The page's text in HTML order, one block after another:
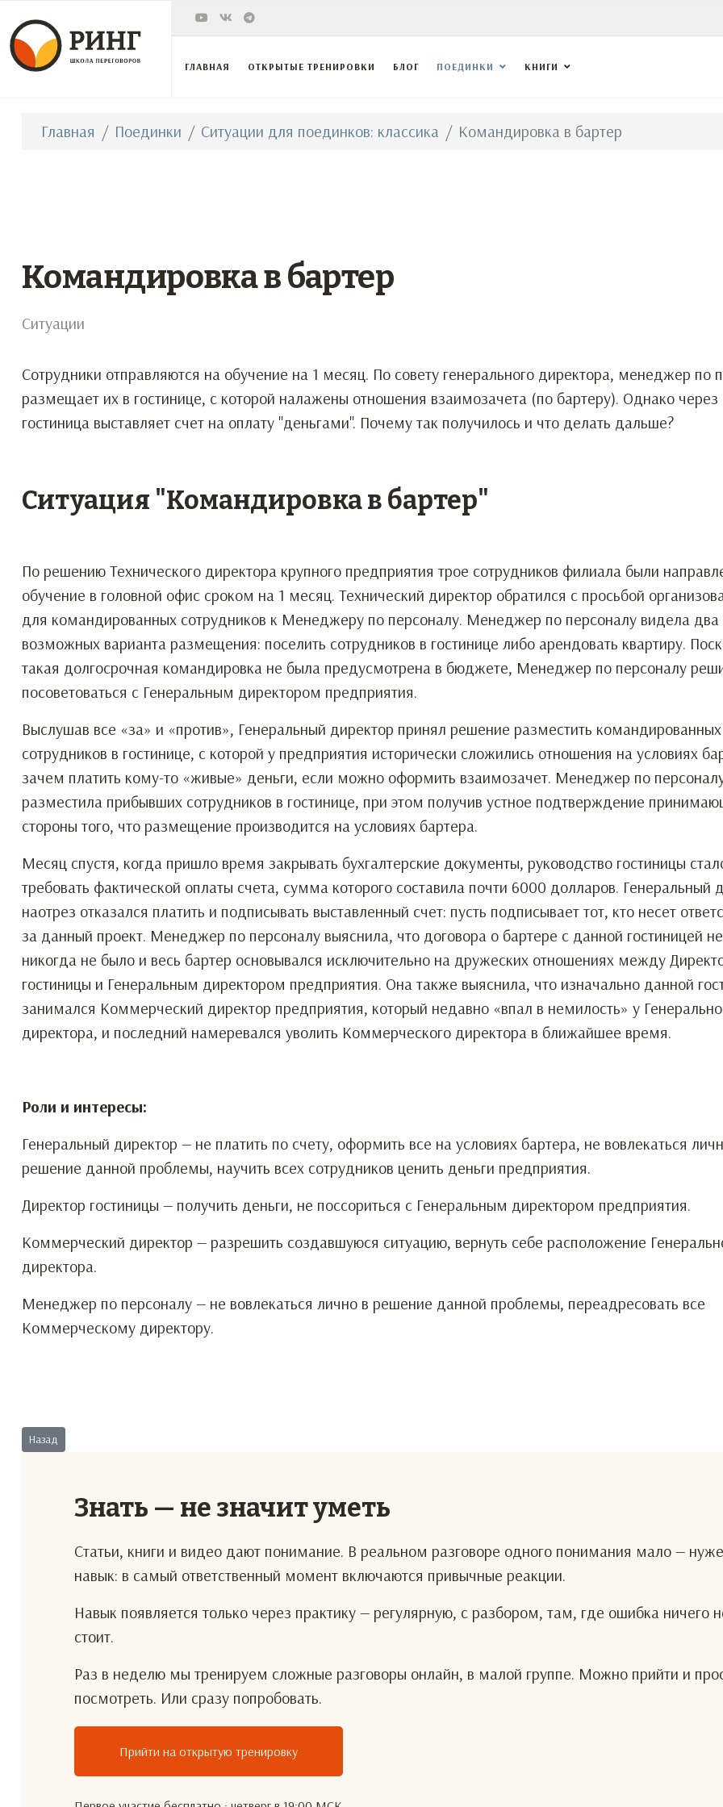
ГЛАВНАЯ ОТКРЫТЫЕ ТРЕНИРОВКИ БЛОГ ПОЕДИНКИ КНИГИ
Главная Поединки Ситуации для поединков: классика Командировка в бартер
Командировка в бартер
Ситуации
Сотрудники отправляются на обучение на 1 месяц. По совету генерального директора, менеджер по
размещает их в гостинице, с которой налажены отношения взаимозачета (по бартеру). Однако
гостиница выставляет счет на оплату "деньгами". Почему так получилось и что делать дальше?
Ситуация "Командировка в бартер"
По решению Технического директора крупного предприятия трое сотрудников филиала были
обучение в головной офис сроком на 1 месяц. Технический директор обратился с просьбой
для командированных сотрудников к Менеджеру по персоналу. Менеджер по персоналу видела два
возможных варианта размещения: поселить сотрудников в гостинице либо арендовать квартиру.
такая долгосрочная командировка не была предусмотрена в бюджете, Менеджер по персоналу
посоветоваться с Генеральным директором предприятия.
Выслушав все «за» и «против», Генеральный директор принял решение разместить командированных
сотрудников в гостинице, с которой у предприятия исторически сложились отношения на условиях
зачем платить кому-то «живые» деньги, если можно оформить взаимозачет. Менеджер по
разместила прибывших сотрудников в гостинице, при этом получив устное подтверждение
стороны того, что размещение производится на условиях бартера.
Месяц спустя, когда пришло время закрывать бухгалтерские документы, руководство гостиницы
требовать фактической оплаты счета, сумма которого составила почти 6000 долларов. Генеральный
наотрез отказался платить и подписывать выставленный счет: пусть подписывает тот, кто несет
за данный проект. Менеджер по персоналу выяснила, что договора о бартере с данной гостиницей
никогда не было и весь бартер основывался исключительно на дружеских отношениях между
гостиницы и Генеральным директором предприятия. Она также выяснила, что изначально данной
занимался Коммерческий директор предприятия, который недавно «впал в немилость» у
директора, и последний намеревался уволить Коммерческого директора в ближайшее время.
Роли и интересы:
Генеральный директор — не платить по счету, оформить все на условиях бартера, не вовлекаться
решение данной проблемы, научить всех сотрудников ценить деньги предприятия.
Директор гостиницы — получить деньги, не поссориться с Генеральным директором предприятия.
Коммерческий директор — разрешить создавшуюся ситуацию, вернуть себе расположение
директора.
Менеджер по персоналу — не вовлекаться лично в решение данной проблемы, переадресовать все
Коммерческому директору.
Предыдущий: Колготки в супе
Назад
Знать — не значит уметь
Статьи, книги и видео дают понимание. В реальном разговоре одного понимания мало —
навык: в самый ответственный момент включаются привычные реакции.
Навык появляется только через практику — регулярную, с разбором, там, где ошибка ничего
стоит.
Раз в неделю мы тренируем сложные разговоры онлайн, в малой группе. Можно прийти и
посмотреть. Или сразу попробовать.
Прийти на открытую тренировку